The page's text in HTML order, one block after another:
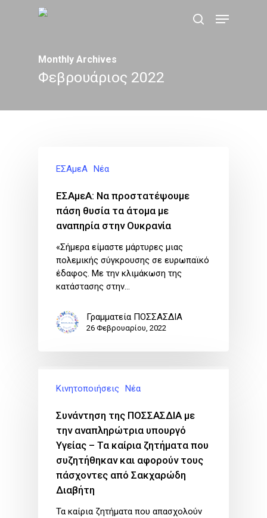
search
Menu
Monthly Archives
Φεβρουάριος 2022
ΕΣΑμεΑ Νέα
ΕΣΑμεΑ: Να προστατέψουμε
πάση θυσία τα άτομα με
αναπηρία στην Ουκρανία
«Σήμερα είμαστε μάρτυρες μιας
πολεμικής σύγκρουσης σε ευρωπαϊκό
έδαφος. Με την κλιμάκωση της
κατάστασης στην…
Γραμματεία ΠΟΣΣΑΣΔΙΑ
26 Φεβρουαρίου, 2022
Κινητοποιήσεις Νέα
Συνάντηση της ΠΟΣΣΑΣΔΙΑ με
την αναπληρώτρια υπουργό
Υγείας – Τα καίρια ζητήματα που
συζητήθηκαν και αφορούν τους
πάσχοντες από Σακχαρώδη
Διαβήτη
Τα καίρια ζητήματα που απασχολούν